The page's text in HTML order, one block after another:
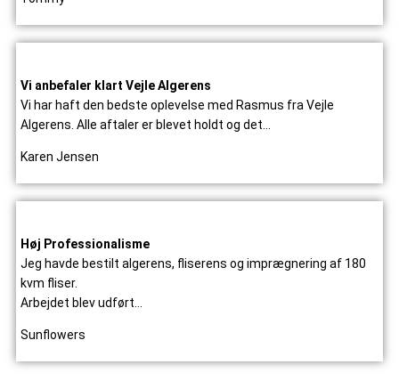
Vi anbefaler klart Vejle Algerens
Vi har haft den bedste oplevelse med Rasmus fra Vejle
Algerens. Alle aftaler er blevet holdt og det…
Karen Jensen
Høj Professionalisme
Jeg havde bestilt algerens, fliserens og imprægnering af 180
kvm fliser.
Arbejdet blev udført…
Sunflowers